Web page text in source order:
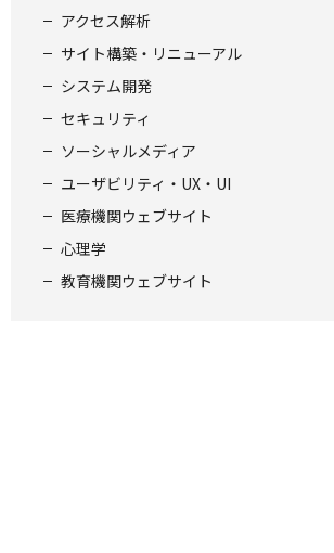
アクセス解析
サイト構築・リニューアル
システム開発
セキュリティ
ソーシャルメディア
ユーザビリティ・UX・UI
医療機関ウェブサイト
心理学
教育機関ウェブサイト